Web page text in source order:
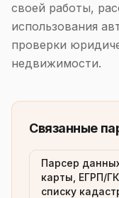
своей работы,
использования
проверки
недвижимости.
Связанные
Парсер
карты, ЕГРП/
списку